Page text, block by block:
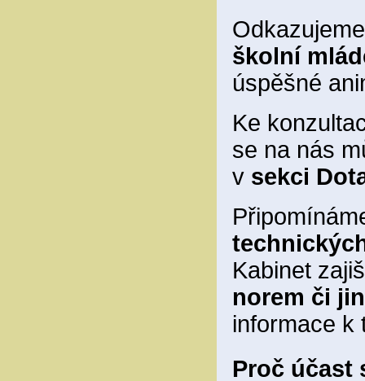
školní
úspěšné
Ke
se na nás
v sekci
Kabinet
norem či
informace
Proč účast